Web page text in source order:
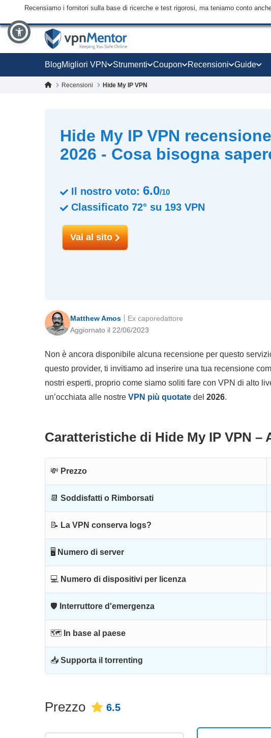
Recensiamo i fornitori sulla base di ricerche e test rigorosi, ma teniamo conto
BlogMigliori VPN Strumenti Coupon Recensioni Guide
Recensioni Hide My IP VPN
Hide My IP VPN recensione
2026 - Cosa bisogna
Il nostro voto: 6.0/10
Classificato 72° su 193 VPN
Vai al sito
Matthew Amos
Aggiornato il 22/06/2023
Ex caporedattore
Non è ancora disponibile alcuna recensione per questo
questo provider, ti invitiamo ad inserire una tua recensione
nostri esperti, proprio come siamo soliti fare con VPN di alto
un’occhiata alle nostre VPN più quotate del 2026.
Caratteristiche di Hide My IP VPN –
💸 Prezzo
📆 Soddisfatti o Rimborsati
📝 La VPN conserva logs?
🖥 Numero di server
💻 Numero di dispositivi per licenza
🛡 Interruttore d'emergenza
🗺 In base al paese
📥 Supporta il torrenting
Prezzo 6.5